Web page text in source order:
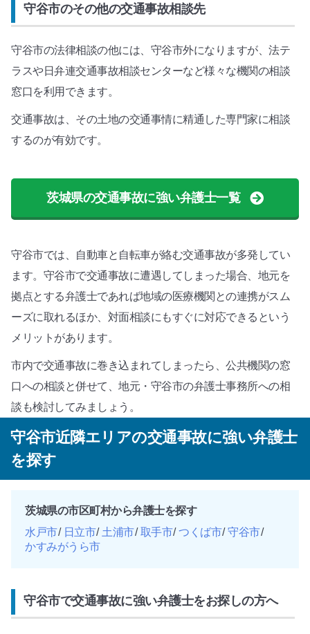
守谷市のその他の交通事故相談先
守谷市の法律相談の他には、守谷市外になりますが、法テ
ラスや日弁連交通事故相談センターなど様々な機関の相談
窓口を利用できます。
交通事故は、その土地の交通事情に精通した専門家に相談
するのが有効です。
茨城県の交通事故に強い弁護士一覧
守谷市では、自動車と自転車が絡む交通事故が多発してい
ます。守谷市で交通事故に遭遇してしまった場合、地元を
拠点とする弁護士であれば地域の医療機関との連携がスム
ーズに取れるほか、対面相談にもすぐに対応できるという
メリットがあります。
市内で交通事故に巻き込まれてしまったら、公共機関の窓
口への相談と併せて、地元・守谷市の弁護士事務所への相
談も検討してみましょう。
守谷市近隣エリアの交通事故に強い弁護士
を探す
茨城県の市区町村から弁護士を探す
水戸市
日立市 土浦市 取手市 つくば市 守谷市
かすみがうら市
守谷市で交通事故に強い弁護士をお探しの方へ